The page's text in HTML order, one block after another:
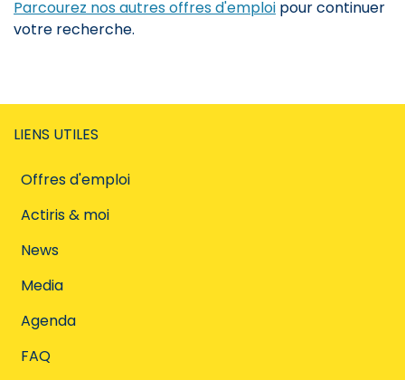
Parcourez nos autres offres d'emploi pour continuer
votre recherche.
LIENS UTILES
Offres d'emploi
Actiris & moi
News
Media
Agenda
FAQ